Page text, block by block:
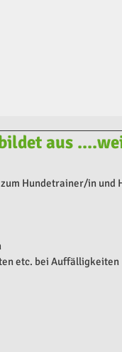
aus
Hundetrainer/in
etc. bei Auffälligkeiten